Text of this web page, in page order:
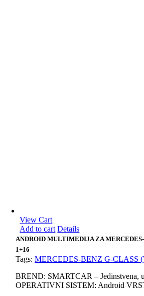
View Cart
Add to cart Details
ANDROID MULTIMEDIJA ZA
1+16
Tags:MERCEDES-BENZ G-CLASS
BREND: SMARTCAR – Jedinstvena,
OPERATIVNI SISTEM: Android